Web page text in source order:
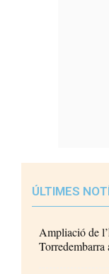
ÚLTIMES
Ampliació de
Torredembarra